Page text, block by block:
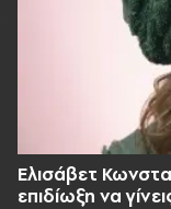
Ελισάβετ
επιδίωξη να